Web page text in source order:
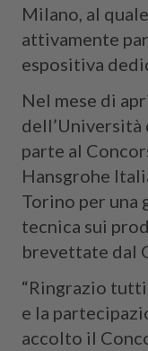
Milano, al
attivamente
espositiva
Nel mese di
dell’Università
parte al
Hansgrohe
Torino per una
tecnica sui
brevettate dal
“Ringrazio
e la
accolto il